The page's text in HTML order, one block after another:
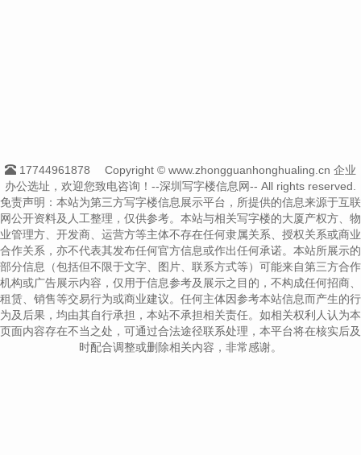
17744961878
Copyright © www.zhongguanhonghualing.cn 企业
办公选址，欢迎您致电咨询！--深圳写字楼信息网-- All rights reserved.
免责声明：本站为第三方写字楼信息展示平台，所提供的信息来源于互联
网公开资料及人工整理，仅供参考。本站与相关写字楼的大厦产权方、物
业管理方、开发商、运营方等主体不存在任何隶属关系、授权关系或商业
合作关系，亦不代表其发布任何官方信息或作出任何承诺。本站所展示的
部分信息（包括但不限于文字、图片、联系方式等）可能来自第三方合作
机构或广告展示内容，仅用于信息参考及展示之目的，不构成任何招商、
租赁、销售等交易行为或商业建议。任何主体因参考本站信息而产生的行
为及后果，均由其自行承担，本站不承担相关责任。如相关权利人认为本
页面内容存在不当之处，可通过合法途径联系处理，本平台将在核实后及
时配合调整或删除相关内容，非常感谢。